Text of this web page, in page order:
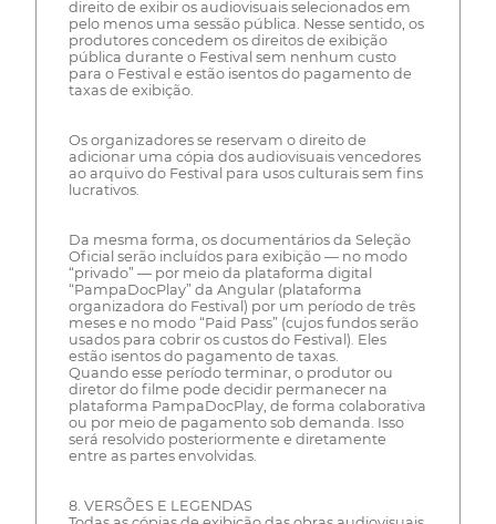
direito de exibir os audiovisuais selecionados em
pelo menos uma sessão pública. Nesse sentido, os
produtores concedem os direitos de exibição
pública durante o Festival sem nenhum custo
para o Festival e estão isentos do pagamento de
taxas de exibição.
Os organizadores se reservam o direito de
adicionar uma cópia dos audiovisuais vencedores
ao arquivo do Festival para usos culturais sem fins
lucrativos.
Da mesma forma, os documentários da Seleção
Oficial serão incluídos para exibição — no modo
“privado” — por meio da plataforma digital
“PampaDocPlay” da Angular (plataforma
organizadora do Festival) por um período de três
meses e no modo “Paid Pass” (cujos fundos serão
usados para cobrir os custos do Festival). Eles
estão isentos do pagamento de taxas.
Quando esse período terminar, o produtor ou
diretor do filme pode decidir permanecer na
plataforma PampaDocPlay, de forma colaborativa
ou por meio de pagamento sob demanda. Isso
será resolvido posteriormente e diretamente
entre as partes envolvidas.
8. VERSÕES E LEGENDAS